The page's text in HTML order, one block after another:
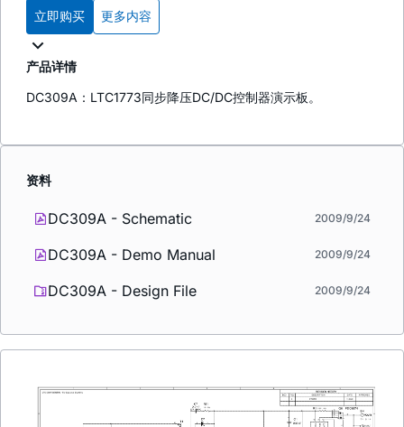
立即购买 更多内容
产品详情
DC309A：LTC1773同步降压DC/DC控制器演示板。
资料
DC309A - Schematic 2009/9/24
DC309A - Demo Manual 2009/9/24
DC309A - Design File 2009/9/24